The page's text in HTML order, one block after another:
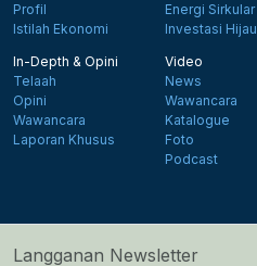
Profil
Istilah Ekonomi
Energi Sirkular
Investasi Hijau
In-Depth & Opini
Telaah
Opini
Wawancara
Laporan Khusus
Video
News
Wawancara
Katalogue
Foto
Podcast
Langganan Newsletter